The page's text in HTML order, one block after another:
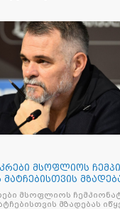
მსოფლიოს
მატჩებისთვის
მსოფლიოს
მზადებას